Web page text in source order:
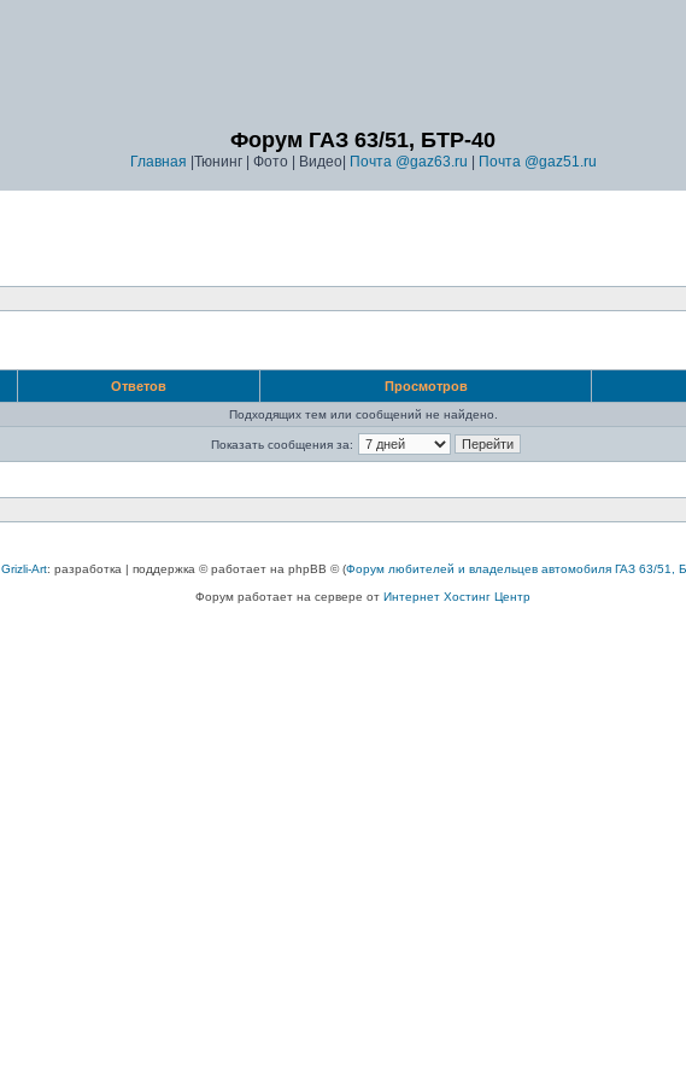
Форум ГАЗ 63/51, БТР-40
Главная |Тюнинг | Фото | Видео| Почта @gaz63.ru Почта @gaz51.ru
Ответов Просмотров
Подходящих тем или сообщений не найдено.
Показать сообщения за:
Grizli-Art: разработка | поддержка © работает на phpBB © (Форум любителей и владельцев автомобиля ГАЗ 63/51,
Форум работает на сервере от Интернет Хостинг Центр